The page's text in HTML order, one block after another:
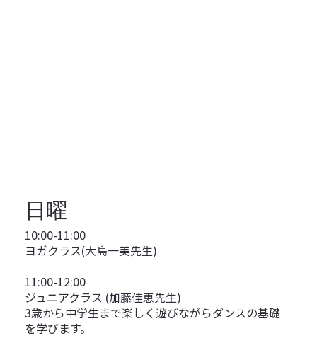
日曜
10:00-11:00
ヨガクラス(大島一美先生)
11:00-12:00
ジュニアクラス (加藤佳恵先生)
3歳から中学生まで楽しく遊びながらダンスの基礎
を学びます。